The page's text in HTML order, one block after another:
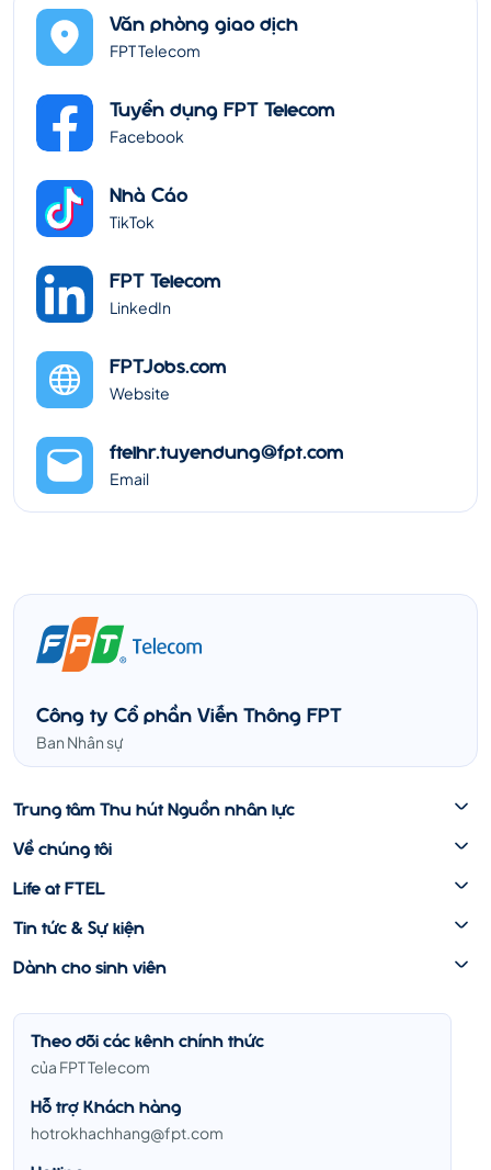
Văn phòng giao dịch
FPT Telecom
Tuyển dụng FPT Telecom
Facebook
Nhà Cáo
TikTok
FPT Telecom
LinkedIn
FPTJobs.com
Website
ftelhr.tuyendung@fpt.com
Email
Công ty Cổ phần Viễn Thông FPT
Ban Nhân sự
Trung tâm Thu hút Nguồn nhân lực
Về chúng tôi
Life at FTEL
Tin tức & Sự kiện
Dành cho sinh viên
Theo dõi các kênh chính thức
của FPT Telecom
Hỗ trợ Khách hàng
hotrokhachhang@fpt.com